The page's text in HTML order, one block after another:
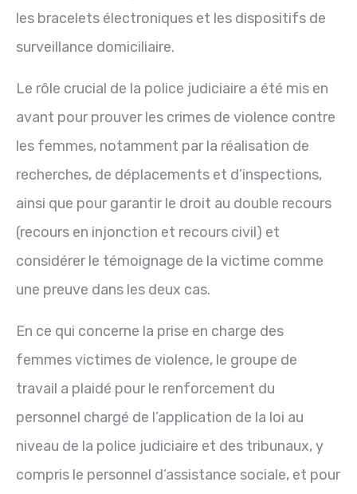
les bracelets électroniques et les dispositifs de
surveillance domiciliaire.
Le rôle crucial de la police judiciaire a été mis en
avant pour prouver les crimes de violence contre
les femmes, notamment par la réalisation de
recherches, de déplacements et d’inspections,
ainsi que pour garantir le droit au double recours
(recours en injonction et recours civil) et
considérer le témoignage de la victime comme
une preuve dans les deux cas.
En ce qui concerne la prise en charge des
femmes victimes de violence, le groupe de
travail a plaidé pour le renforcement du
personnel chargé de l’application de la loi au
niveau de la police judiciaire et des tribunaux, y
compris le personnel d’assistance sociale, et pour